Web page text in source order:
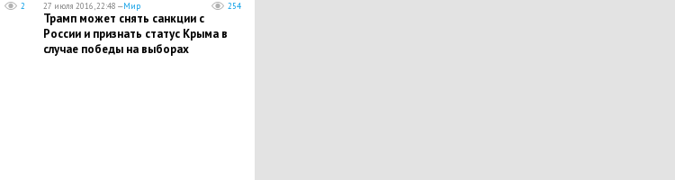
2 27 июля 2016, 22:48 —Мир 254
Трамп может снять санкции с
России и признать статус Крыма в
случае победы на выборах